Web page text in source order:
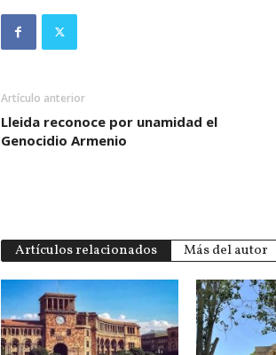
Artículo anterior
Lleida reconoce por unamidad el
Genocidio Armenio
Artículos relacionados Más del autor